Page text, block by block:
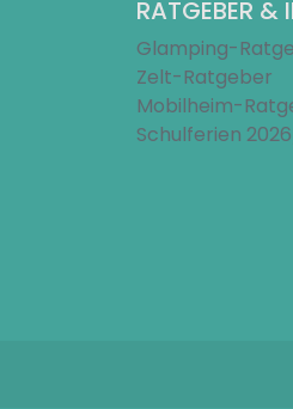
RATGEBER &
Glamping-
Zelt-Ratgeber
Mobilheim-
Schulferien